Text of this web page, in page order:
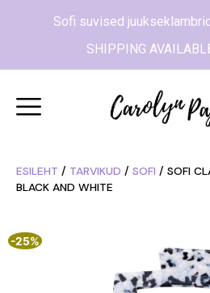
Sofi suvised
SHIPPING
ESILEHT / TARVIKUD / SOFI / SOFI
BLACK AND WHITE
-25%